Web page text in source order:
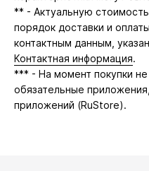
** - Актуальную
порядок доставки и
контактным данным,
Контактная информация.
*** - На момент покупки
обязательные
приложений (RuStore).